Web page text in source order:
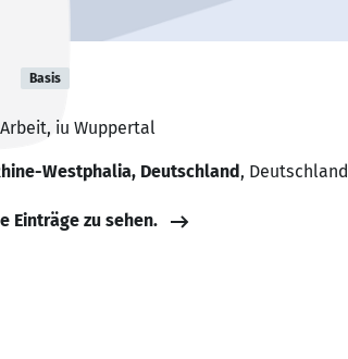
Basis
iu Wuppertal
Westphalia, Deutschland, Deutschland
Einträge zu sehen.